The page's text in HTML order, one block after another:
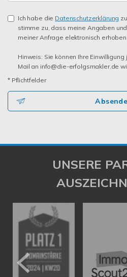
Ich habe die Datenschutzerklärung
stimme zu, dass meine Angaben
meiner Anfrage elektronisch
Hinweis: Sie können Ihre
Mail an info@die-erfolgsmakler.de
* Pflichtfelder
UNSERE